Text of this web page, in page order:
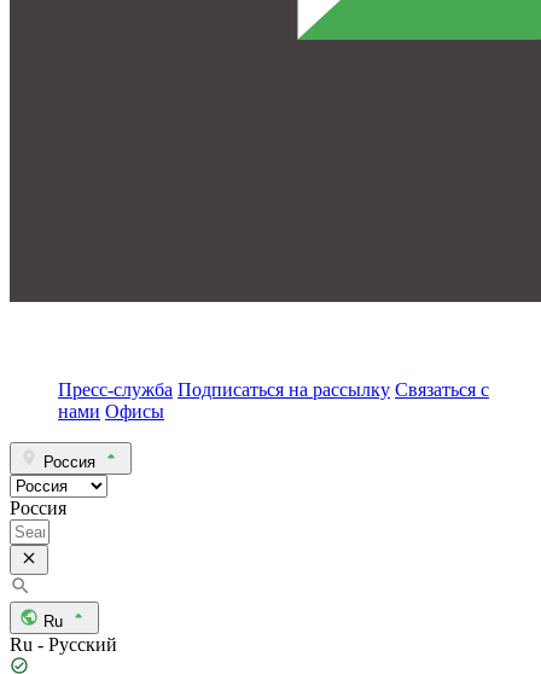
Пресс-служба Подписаться на рассылку Связаться с
нами Офисы
Россия
Россия
Ru
Ru - Русский